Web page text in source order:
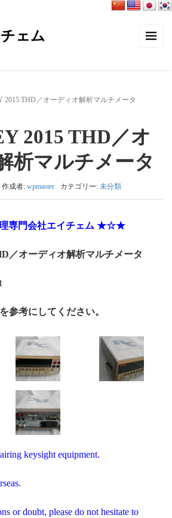
ェム
2015 THD／オーディオ解析マルチメータ
2015 THD／オ
析マルチメータ
作成者: wpmaster カテゴリー: 未分類
専門会社エイチェム ★☆★
／オーディオ解析マルチメータ
参考にしてください。
keysight equipment.
or doubt, please do not hesitate to